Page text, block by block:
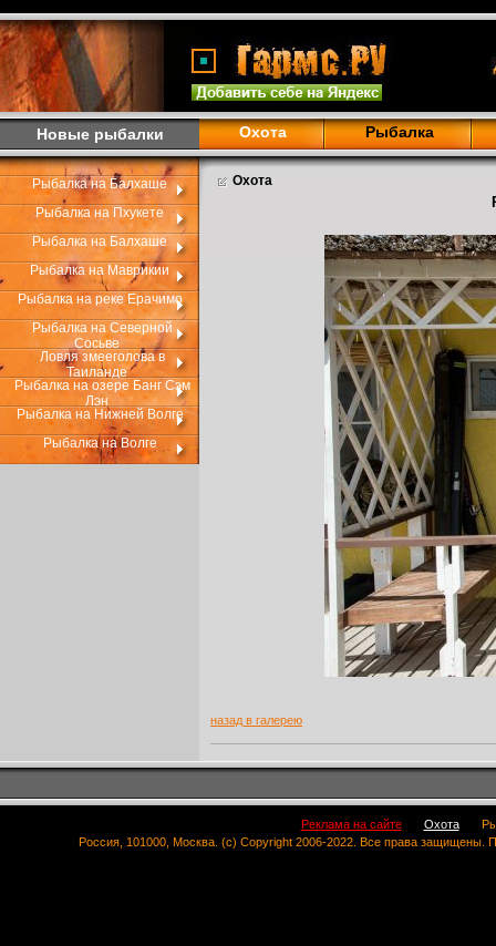
Новые рыбалки Охота Рыбалка
Рыбалка на Балхаше
Рыбалка на Пхукете
Рыбалка на Балхаше
Рыбалка на Маврикии
Рыбалка на реке Ерачимо
Рыбалка на Северной
Сосьве
Ловля змееголова в
Таиланде
Рыбалка на озере Банг Сэм
Лэн
Рыбалка на Нижней Волге
Рыбалка на Волге
Охота
назад в галерею
Реклама на сайте Охота
Россия, 101000, Москва. (c) Copyright 2006-2022. Все права защищены.